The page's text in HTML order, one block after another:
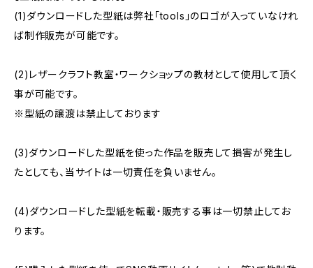
(1)ダウンロードした型紙は弊社「tools」のロゴが入っていなけれ
ば制作販売が可能です。
(2)レザークラフト教室・ワークショップの教材として使用して頂く
事が可能です。
※型紙の譲渡は禁止しております
(3)ダウンロードした型紙を使った作品を販売して損害が発生し
たとしても、当サイトは一切責任を負いません。
(4)ダウンロードした型紙を転載・販売する事は一切禁止してお
ります。